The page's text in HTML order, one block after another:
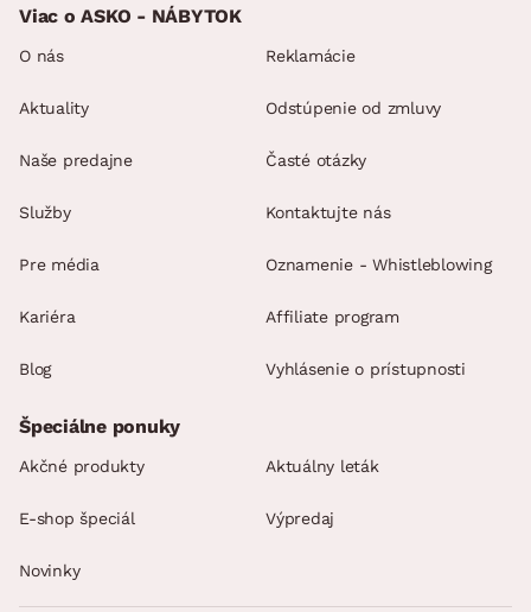
Viac o ASKO - NÁBYTOK
O nás
Aktuality
Naše predajne
Služby
Pre média
Kariéra
Blog
Reklamácie
Odstúpenie od zmluvy
Časté otázky
Kontaktujte nás
Oznamenie - Whistleblowing
Affiliate program
Vyhlásenie o prístupnosti
Špeciálne ponuky
Akčné produkty Aktuálny leták
E-shop špeciál Výpredaj
Novinky